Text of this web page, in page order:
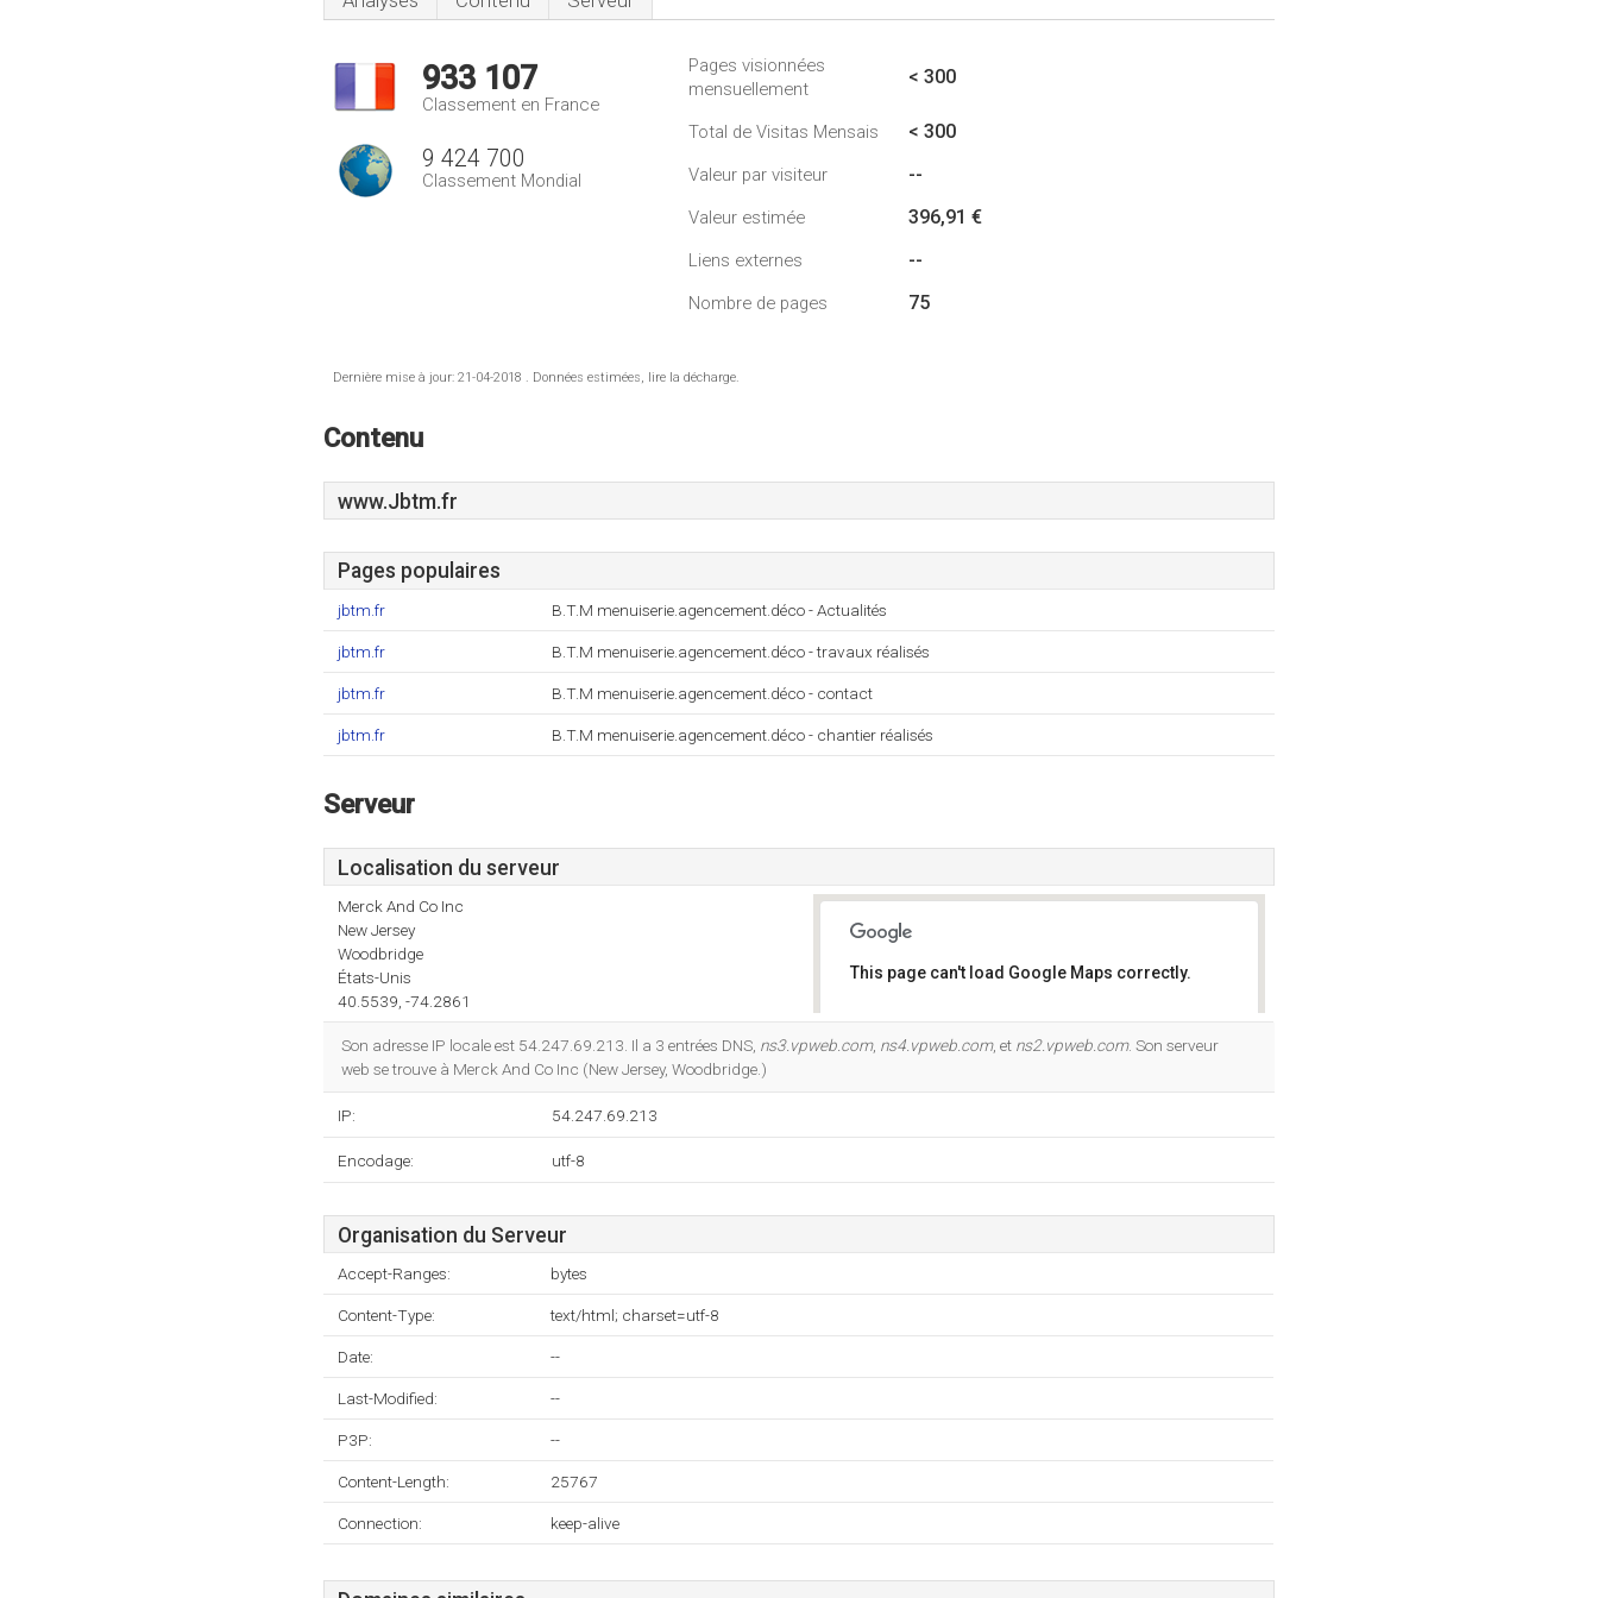
933 107
Classement en France
9 424 700
Classement Mondial
Pages visionnées
mensuellement
< 300
Total de Visitas Mensais < 300
Valeur par visiteur --
Valeur estimée 396,91 €
Liens externes --
Nombre de pages 75
Dernière mise à jour: 21-04-2018 . Données estimées, lire la décharge.
Contenu
www.Jbtm.fr
Pages populaires
jbtm.fr B.T.M menuiserie.agencement.déco - Actualités
jbtm.fr B.T.M menuiserie.agencement.déco - travaux réalisés
jbtm.fr B.T.M menuiserie.agencement.déco - contact
jbtm.fr B.T.M menuiserie.agencement.déco - chantier réalisés
Serveur
Localisation du serveur
Merck And Co Inc
New Jersey
Woodbridge
États-Unis
40.5539, -74.2861
This page can't load Google Maps correctly.
Son adresse IP locale est 54.247.69.213. Il a 3 entrées DNS, ns3.vpweb.com, ns4.vpweb.com, et ns2.vpweb.com. Son serveur
web se trouve à Merck And Co Inc (New Jersey, Woodbridge.)
IP: 54.247.69.213
Encodage: utf-8
Organisation du Serveur
Accept-Ranges: bytes
Content-Type: text/html; charset=utf-8
Date: --
Last-Modified: --
P3P: --
Content-Length: 25767
Connection: keep-alive